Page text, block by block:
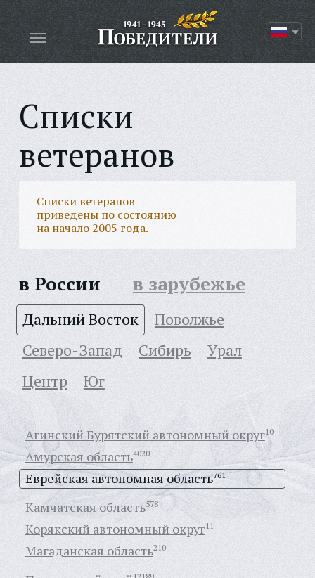
Списки
ветеранов
Списки ветеранов
приведены по состоянию
на начало 2005 года.
в России в зарубежье
Дальний Восток
Поволжье
Северо-Запад
Сибирь
Урал
Центр
Юг
Агинский Бурятский автономный округ10
Амурская область4020
Еврейская автономная область761
Камчатская область578
Корякский автономный округ11
Магаданская область210